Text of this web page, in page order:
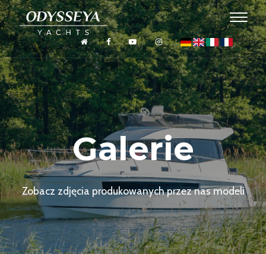
Galerie
Zobacz zdjęcia produkowanych przez nas modeli